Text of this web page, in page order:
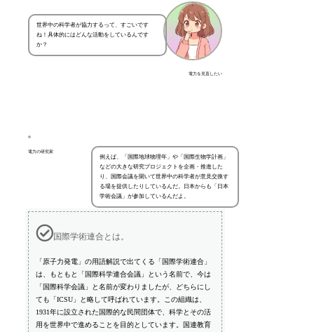
電力を見直したい
世界中の科学者が協力するって、すごいです
ね！具体的にはどんな活動をしているんです
か？
電力の研究家
例えば、「国際地球物理年」や「国際生物学計画」
などの大きな研究プロジェクトを企画・推進した
り、国際会議を開いて世界中の科学者が意見交換す
る場を提供したりしているんだ。日本からも「日本
学術会議」が参加しているんだよ。
国際学術連合とは。
「原子力発電」の用語解説で出てくる「国際学術連合」
は、もともと「国際科学連合会議」という名前で、今は
「国際科学会議」と名前が変わりましたが、どちらにし
ても「ICSU」と略して呼ばれています。この組織は、
1931年に設立された国際的な民間団体で、科学とその活
用を世界中で進めることを目的としています。国連教育